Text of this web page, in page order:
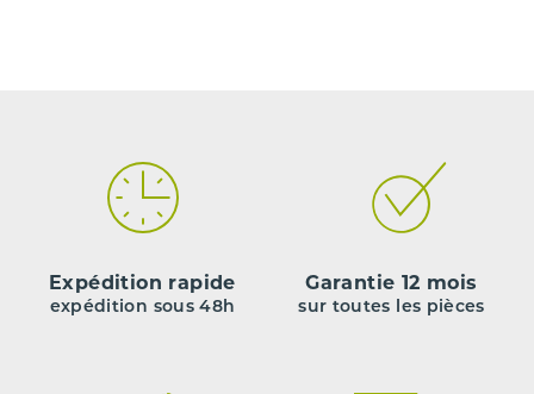
Expédition rapide
expédition sous 48h
Garantie 12 mois
sur toutes les pièces